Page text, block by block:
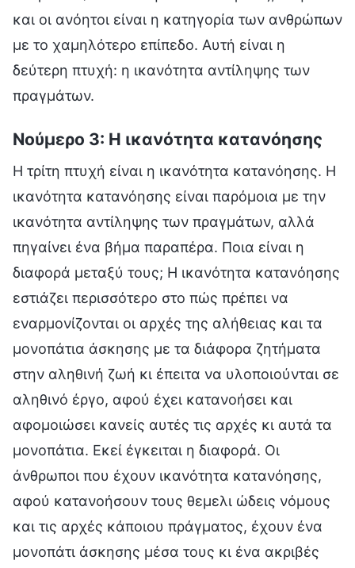
και οι ανόητοι είναι η κατηγορία των ανθρώπων
με το χαμηλότερο επίπεδο. Αυτή είναι η
δεύτερη πτυχή: η ικανότητα αντίληψης των
πραγμάτων.
Νούμερο 3: Η ικανότητα κατανόησης
Η τρίτη πτυχή είναι η ικανότητα κατανόησης. Η
ικανότητα κατανόησης είναι παρόμοια με την
ικανότητα αντίληψης των πραγμάτων, αλλά
πηγαίνει ένα βήμα παραπέρα. Ποια είναι η
διαφορά μεταξύ τους; Η ικανότητα κατανόησης
εστιάζει περισσότερο στο πώς πρέπει να
εναρμονίζονται οι αρχές της αλήθειας και τα
μονοπάτια άσκησης με τα διάφορα ζητήματα
στην αληθινή ζωή κι έπειτα να υλοποιούνται σε
αληθινό έργο, αφού έχει κατανοήσει και
αφομοιώσει κανείς αυτές τις αρχές κι αυτά τα
μονοπάτια. Εκεί έγκειται η διαφορά. Οι
άνθρωποι που έχουν ικανότητα κατανόησης,
αφού κατανοήσουν τους θεμελι ώδεις νόμους
και τις αρχές κάποιου πράγματος, έχουν ένα
μονοπάτι άσκησης μέσα τους κι ένα ακριβές